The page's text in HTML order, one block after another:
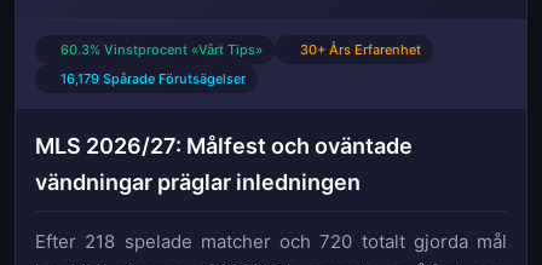
60.3% Vinstprocent «Vårt Tips»
30+ Års Erfarenhet
16,179 Spårade Förutsägelser
MLS 2026/27: Målfest och oväntade
vändningar präglar inledningen
Efter 218 spelade matcher och 720 totalt gjorda mål